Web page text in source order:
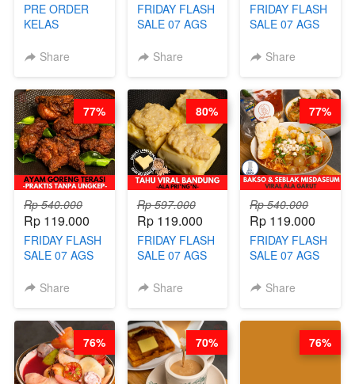
PRE ORDER
KELAS
LAYER CAKE -
SAUCE- BY
CHEF DITA
(TAYANG 18
AGUSTUS)
Share
FRIDAY FLASH
SALE 07 AGS
HERBAL
DETOX & IMUN
BOOSTER
HITS PENANG
- BY BARISTA
ARISUDANA
Share
FRIDAY FLASH
SALE 07 AGS
JUICE SHOTS
CONCENTRATE
IMMUNE
BOOSTER BY
BARISTA
ARISUDANA
Share
Rp 540.000
Rp 119.000
FRIDAY FLASH
SALE 07 AGS
GORENG
TANPA
UNGKEP - BY
CHEF WARSIDI
WONG
Share
77%
Rp 597.000
Rp 119.000
FRIDAY FLASH
SALE 07 AGS
VIRAL
- BY CHEF
DITA
Share
80%
Rp 540.000
Rp 119.000
FRIDAY FLASH
SALE 07 AGS
& SEBLAK
GARUT - BY
CHEF WARSIDI
Share
77%
76% 70% 76%